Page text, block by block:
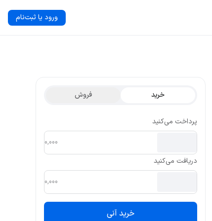
ورود یا ثبت‌نام
خرید فروش
پرداخت می‌کنید
دریافت می‌کنید
خرید آنی